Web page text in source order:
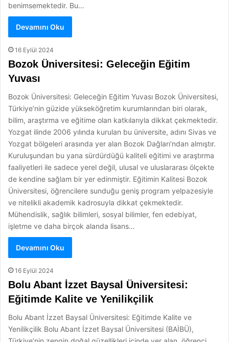
benimsemektedir. Bu…
Devamını Oku
16 Eylül 2024
Bozok Üniversitesi: Geleceğin Eğitim
Yuvası
Bozok Üniversitesi: Geleceğin Eğitim Yuvası Bozok Üniversitesi,
Türkiye’nin güzide yükseköğretim kurumlarından biri olarak,
bilim, araştırma ve eğitime olan katkılarıyla dikkat çekmektedir.
Yozgat ilinde 2006 yılında kurulan bu üniversite, adını Sivas ve
Yozgat bölgeleri arasında yer alan Bozok Dağları’ndan almıştır.
Kuruluşundan bu yana sürdürdüğü kaliteli eğitimi ve araştırma
faaliyetleri ile sadece yerel değil, ulusal ve uluslararası ölçekte
de kendine sağlam bir yer edinmiştir. Eğitimin Kalitesi Bozok
Üniversitesi, öğrencilere sunduğu geniş program yelpazesiyle
ve nitelikli akademik kadrosuyla dikkat çekmektedir.
Mühendislik, sağlık bilimleri, sosyal bilimler, fen edebiyat,
işletme ve daha birçok alanda lisans…
Devamını Oku
16 Eylül 2024
Bolu Abant İzzet Baysal Üniversitesi:
Eğitimde Kalite ve Yenilikçilik
Bolu Abant İzzet Baysal Üniversitesi: Eğitimde Kalite ve
Yenilikçilik Bolu Abant İzzet Baysal Üniversitesi (BAİBÜ),